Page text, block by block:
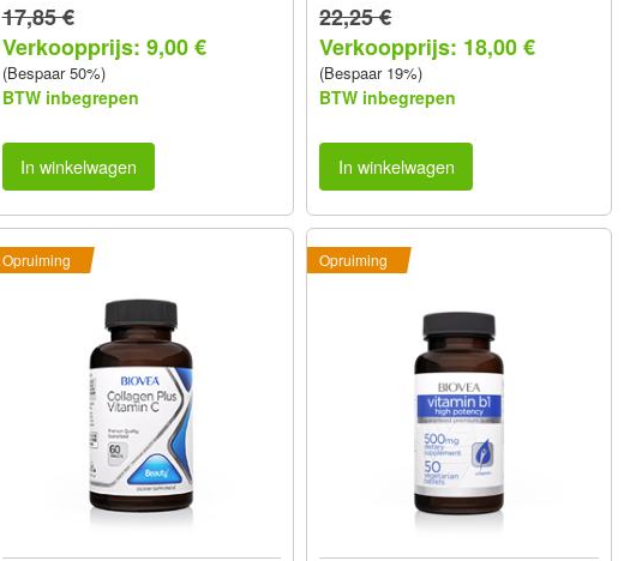
17,85 €
Verkoopprijs: 9,00 €
(Bespaar 50%)
BTW inbegrepen
In winkelwagen
22,25 €
Verkoopprijs: 18,00 €
(Bespaar 19%)
BTW inbegrepen
In winkelwagen
Opruiming Opruiming